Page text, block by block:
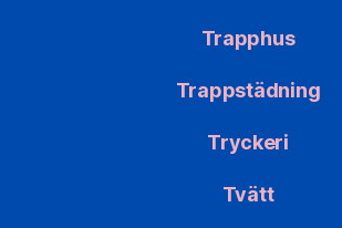
Trapphus
Trappstädning
Tryckeri
Tvätt